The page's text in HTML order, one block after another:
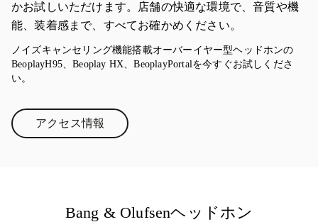
かお試しいただけます。店舗の快適な環境で、音質や機
能、装着感まで、すべてお確かめください。
ノイズキャンセリング機能搭載オーバーイヤー型ヘッドホンの
BeoplayH95、Beoplay HX、BeoplayPortalを今すぐお試しくださ
い。
アクセス情報Link Opens in New Tab
Bang & Olufsenヘッドホン